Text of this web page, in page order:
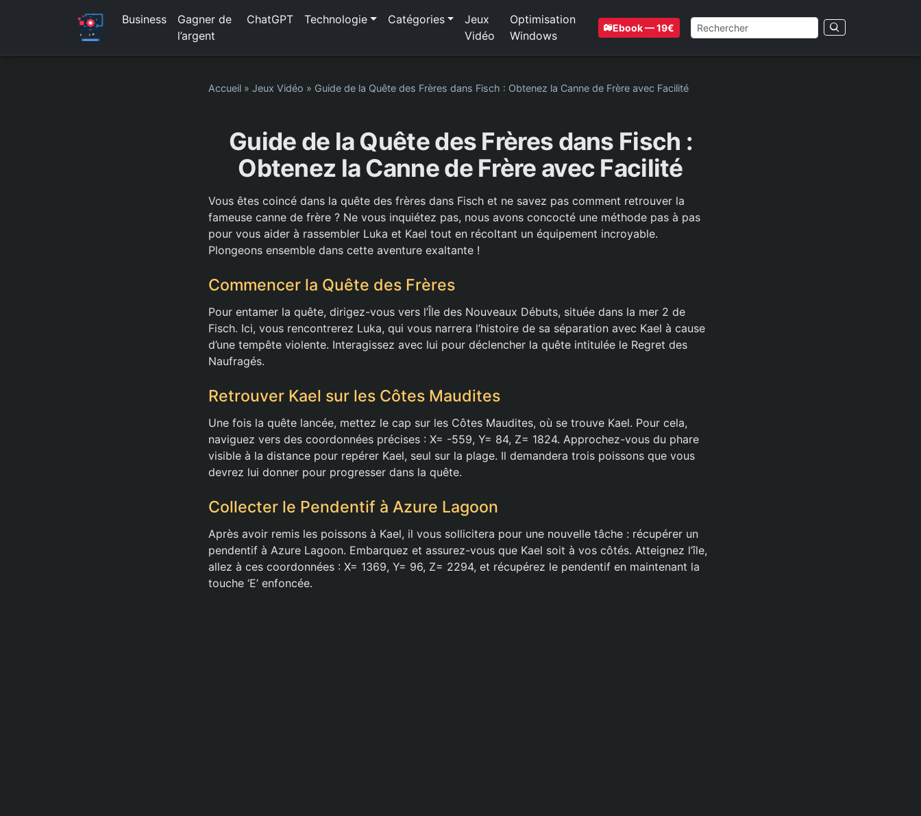
Business
Gagner de
l’argent
ChatGPT Technologie Catégories
Jeux
Vidéo
Optimisation
Windows
Ebook — 19€
Accueil » Jeux Vidéo » Guide de la Quête des Frères dans Fisch : Obtenez la Canne de Frère avec Facilité
Guide de la Quête des Frères dans Fisch :
Obtenez la Canne de Frère avec Facilité
Vous êtes coincé dans la quête des frères dans Fisch et ne savez pas comment retrouver la
fameuse canne de frère ? Ne vous inquiétez pas, nous avons concocté une méthode pas à pas
pour vous aider à rassembler Luka et Kael tout en récoltant un équipement incroyable.
Plongeons ensemble dans cette aventure exaltante !
Commencer la Quête des Frères
Pour entamer la quête, dirigez-vous vers l’Île des Nouveaux Débuts, située dans la mer 2 de
Fisch. Ici, vous rencontrerez Luka, qui vous narrera l’histoire de sa séparation avec Kael à cause
d’une tempête violente. Interagissez avec lui pour déclencher la quête intitulée le Regret des
Naufragés.
Retrouver Kael sur les Côtes Maudites
Une fois la quête lancée, mettez le cap sur les Côtes Maudites, où se trouve Kael. Pour cela,
naviguez vers des coordonnées précises : X= -559, Y= 84, Z= 1824. Approchez-vous du phare
visible à la distance pour repérer Kael, seul sur la plage. Il demandera trois poissons que vous
devrez lui donner pour progresser dans la quête.
Collecter le Pendentif à Azure Lagoon
Après avoir remis les poissons à Kael, il vous sollicitera pour une nouvelle tâche : récupérer un
pendentif à Azure Lagoon. Embarquez et assurez-vous que Kael soit à vos côtés. Atteignez l’île,
allez à ces coordonnées : X= 1369, Y= 96, Z= 2294, et récupérez le pendentif en maintenant la
touche ‘E’ enfoncée.